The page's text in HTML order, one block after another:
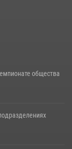
общества